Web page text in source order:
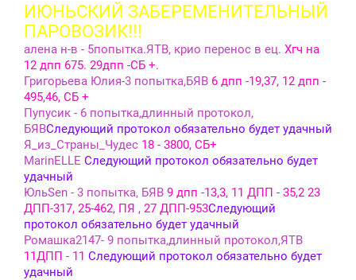
ИЮНЬСКИЙ ЗАБЕРЕМЕНИТЕЛЬНЫЙ
ПАРОВОЗИК!!!
алена н-в - 5попытка.ЯТВ, крио перенос в ец. Хгч на
12 дпп 675. 29дпп -СБ +.
Григорьева Юлия-3 попытка,БЯВ 6 дпп -19,37, 12 дпп -
495,46, СБ +
Пупусик - 6 попытка,длинный протокол,
БЯВСледующий протокол обязательно будет удачный
Я_из_Страны_Чудес 18 - 3800, СБ+
MarinELLE Следующий протокол обязательно будет
удачный
ЮльSen - 3 попытка, БЯВ 9 дпп -13,3, 11 ДПП - 35,2 23
ДПП-317, 25-462, ПЯ , 27 ДПП-953Следующий
протокол обязательно будет удачный
Ромашка2147- 9 попытка,длинный протокол,ЯТВ
11ДПП - 11 Следующий протокол обязательно будет
удачный